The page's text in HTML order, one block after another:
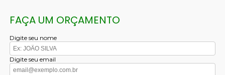
FAÇA UM ORÇAMENTO
Digite seu nome
Digite seu email